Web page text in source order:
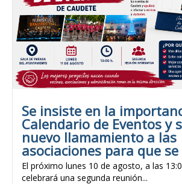
Se insiste en la
Calendario de Eventos y
nuevo llamamiento a las
asociaciones para que
El próximo lunes 10 de agosto, a las
celebrará una segunda reunión...